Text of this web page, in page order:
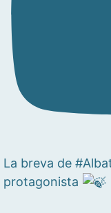
La breva de
protagonista